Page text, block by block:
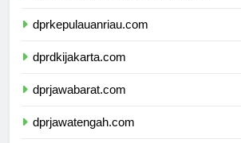
dprkepulauanriau.com
dprdkijakarta.com
dprjawabarat.com
dprjawatengah.com